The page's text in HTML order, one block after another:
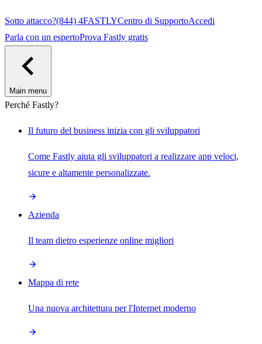
Sotto attacco?(844) 4FASTLYCentro di SupportoAccedi
Parla con un espertoProva Fastly gratis
Main menu
Perché Fastly?
Il futuro del business inizia con gli sviluppatori
Come Fastly aiuta gli sviluppatori a realizzare app veloci,
sicure e altamente personalizzate.
Azienda
Il team dietro esperienze online migliori
Mappa di rete
Una nuova architettura per l'Internet moderno